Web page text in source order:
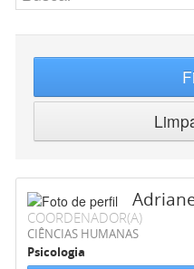
COORDENADOR(A)
CIÊNCIAS HUMANAS
Psicologia